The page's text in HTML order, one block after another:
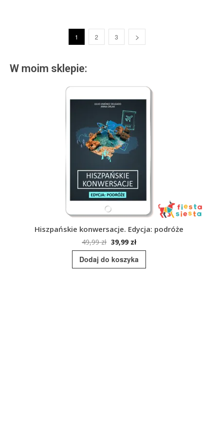
1 2 3
W moim sklepie:
Hiszpańskie konwersacje. Edycja: podróże
49,99zł Pierwotna
cena
wynosiła:
49,99 zł.
39,99 złAktualna
cena
wynosi:
39,99 zł.
Dodaj do koszyka